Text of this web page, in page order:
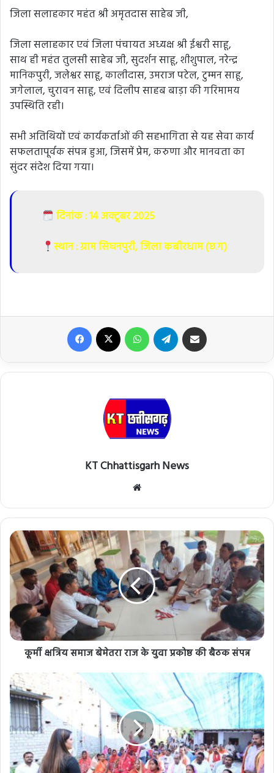
जिला सलाहकार महंत श्री अमृतदास साहेब जी,
जिला सलाहकार एवं जिला पंचायत अध्यक्ष श्री ईश्वरी साहू,
साथ ही महंत तुलसी साहेब जी, सुदर्शन साहू, शीशुपाल, नरेन्द्र
मानिकपुरी, जलेश्वर साहू, कालीदास, उमराज पटेल, टुम्मन साहू,
जगेलाल, चुरावन साहू, एवं दिलीप साहब बाड़ा की गरिमामय
उपस्थिति रही।
सभी अतिथियों एवं कार्यकर्ताओं की सहभागिता से यह सेवा कार्य
सफलतापूर्वक संपन्न हुआ, जिसमें प्रेम, करुणा और मानवता का
सुंदर संदेश दिया गया।
दिनांक : 14 अक्टूबर 2025
स्थान : ग्राम सिघनपुरी, जिला कबीरधाम (छ.ग)
Facebook WhatsApp Telegram
KT Chhattisgarh News
कूर्मी क्षत्रिय समाज बेमेतरा राज के युवा प्रकोष्ठ की बैठक संपन्न